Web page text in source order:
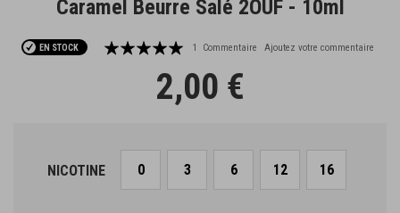
début
de
Caramel Beurre Salé 2OUF - 10ml
EN STOCK
Notation:
1 Commentaire Ajoutez votre commentaire
2,00 €
NICOTINE 0 3 6 12 16